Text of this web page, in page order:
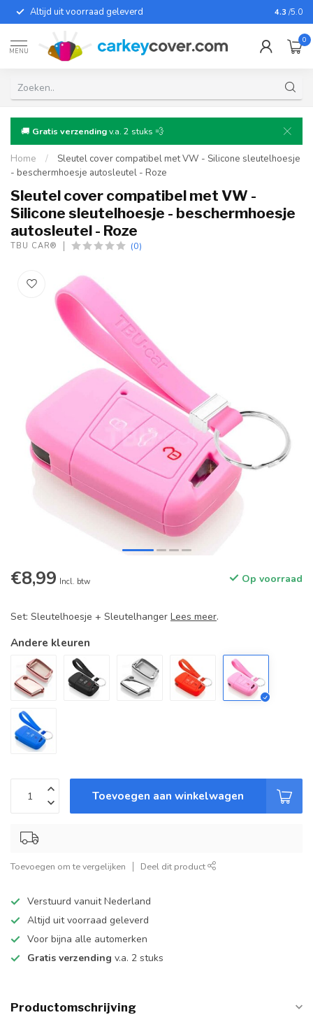
Altijd uit voorraad geleverd Voor
4.3 /5.0
MENU
0
🚚 Gratis verzendingv.a. 2 stuks 💨
Home /
Sleutel cover compatibel met VW - Silicone sleutelhoesje
- beschermhoesje autosleutel - Roze
Sleutel cover compatibel met VW -
Silicone sleutelhoesje - beschermhoesje
autosleutel - Roze
TBU CAR® (0)
€8,99 Incl. btw Op voorraad
Set: Sleutelhoesje + Sleutelhanger Lees meer.
Andere kleuren
Toevoegen aan winkelwagen
Toevoegen om te vergelijken Deel dit product
Verstuurd vanuit Nederland
Altijd uit voorraad geleverd
Voor bijna alle automerken
Gratis verzending v.a. 2 stuks
Productomschrijving